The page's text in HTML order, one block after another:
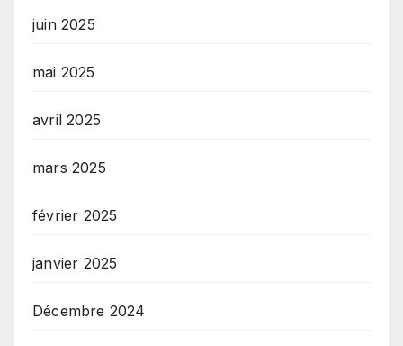
juin 2025
mai 2025
avril 2025
mars 2025
février 2025
janvier 2025
Décembre 2024